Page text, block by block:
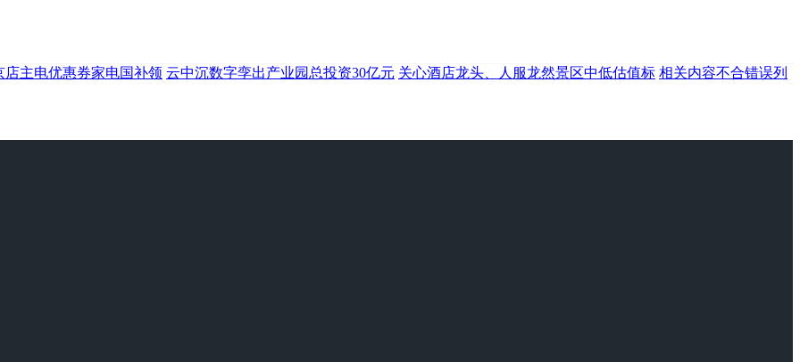
店主电优惠券家电国补领 云中沉数字孪出产业园总投资30亿元 关心酒店龙头、人服龙然景区中低估值标 相关内容不合错误列